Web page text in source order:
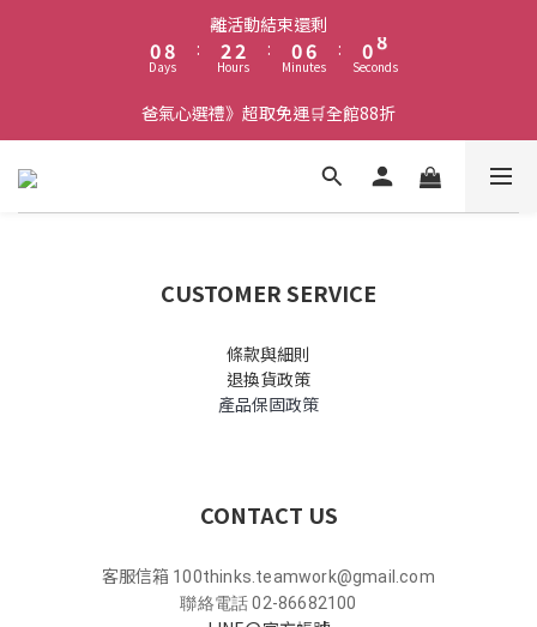
離活動結束還剩
08
7
6
5
2
Days
:
3
2
1
0
3
2
1
0
Hours
:
1
0
7
6
5
4
3
0
Minutes
:
07
6
5
4
3
2
1
Seconds
爸氣心選禮》超取免運🛒全館88折
CUSTOMER SERVICE
條款與細則
退換貨政策
產品保固政策
CONTACT US
客服信箱 100thinks.teamwork@gmail.com
聯絡電話 02-86682100